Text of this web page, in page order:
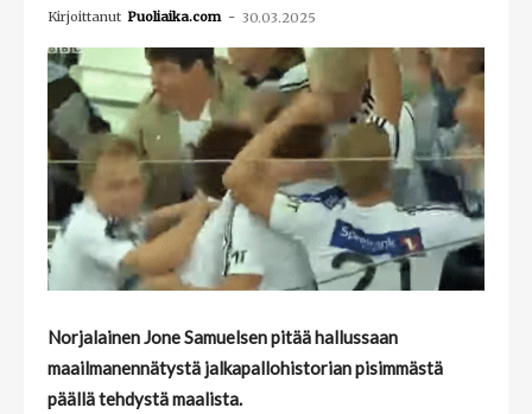
Kirjoittanut Puoliaika.com - 30.03.2025
Norjalainen Jone Samuelsen pitää hallussaan
maailmanennätystä jalkapallohistorian pisimmästä
päällä tehdystä maalista.